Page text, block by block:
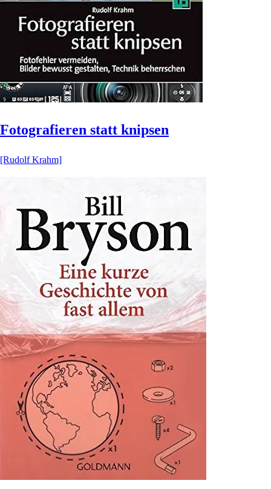
Fotografieren statt knipsen
[Rudolf Krahm]